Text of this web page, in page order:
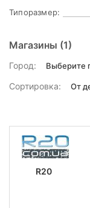
Типоразмер:
Магазины (1)
Город:
Сортировка:
R20